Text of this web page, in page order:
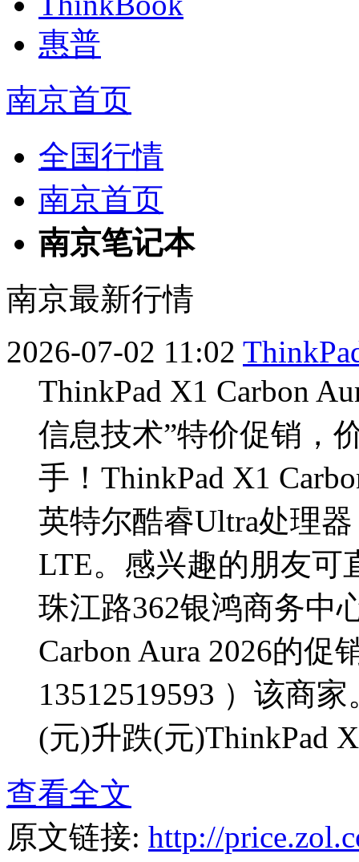
惠普
南京首页
全国行情
南京首页
南京笔记本
南京最新行情
2026-07-02 11:02
ThinkPad X1 Carbon
信息技术”特价促销，
手！ThinkPad X1
英特尔酷睿Ultra处理
LTE。感兴趣的朋友可
珠江路362银鸿商务中
Carbon Aura 2026的
13512519593 ）该商
(元)升跌(元)ThinkPad
查看全文
原文链接: http://